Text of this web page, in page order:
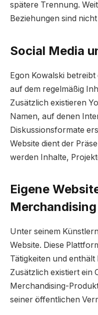
spätere Trennung.
Beziehungen sind
Social Media
Egon Kowalski
auf dem regelmäßig
Zusätzlich existieren
Namen, auf denen
Diskussionsformate
Website dient der
werden Inhalte,
Eigene
Merchandising
Unter seinem
Website. Diese
Tätigkeiten und
Zusätzlich existiert ein
Merchandising-
seiner öffentlichen